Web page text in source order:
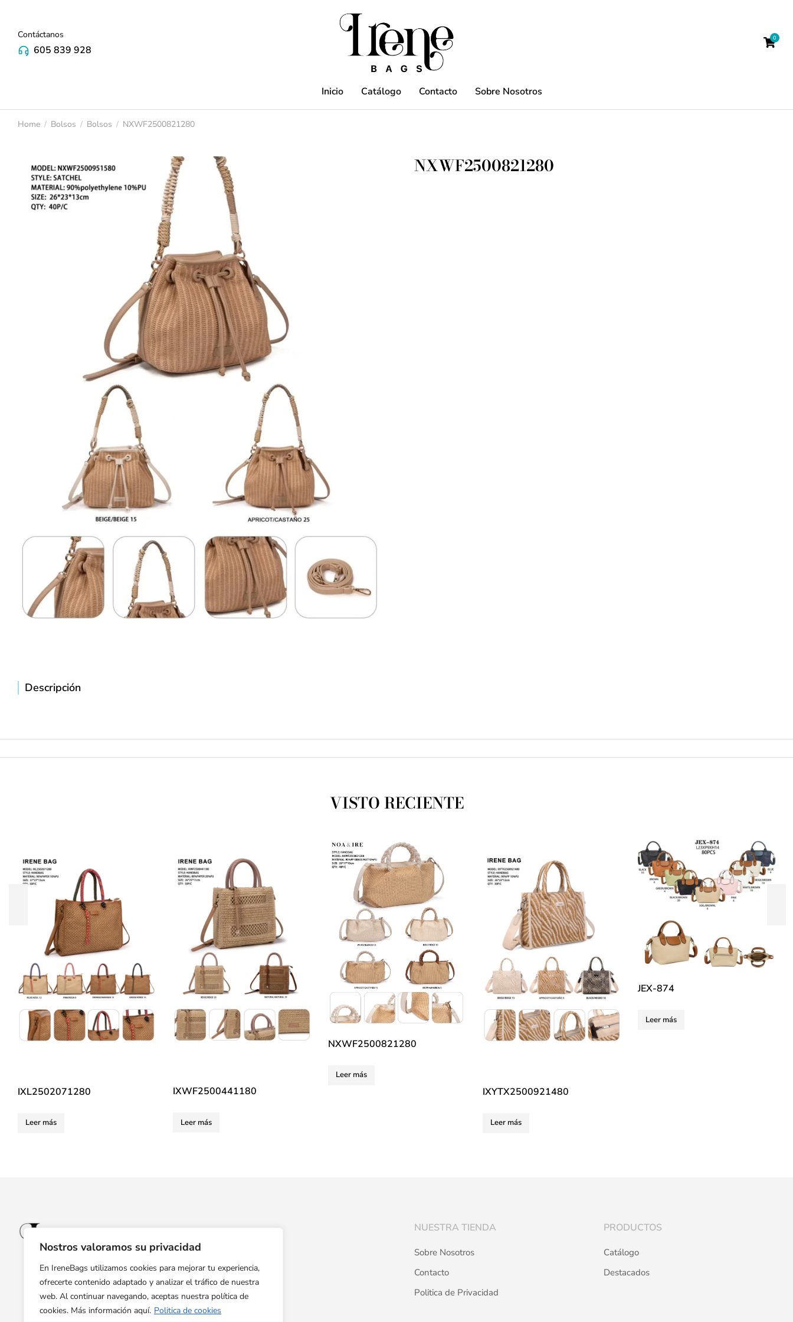
Nostros valoramos su privacidad
En IreneBags utilizamos cookies para mejorar tu experiencia,
ofrecerte contenido adaptado y analizar el tráfico de nuestra
web. Al continuar navegando, aceptas nuestra política de
cookies. Más información aquí. Politica de cookies
Contáctanos
605 839 928
Inicio Catálogo Contacto Sobre Nosotros
You are here:
Home Bolsos Bolsos NXWF2500821280
NXWF2500821280
Descripción
VISTO RECIENTE
IXL2502071280
Leer más
IXWF2500441180
Leer más
NXWF2500821280
Leer más
IXYTX2500921480
Leer más
JEX-874
Leer más
NUESTRA TIENDA
Sobre Nosotros
Contacto
Politica de Privacidad
PRODUCTOS
Catálogo
Destacados